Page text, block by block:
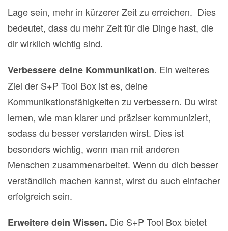
Lage sein, mehr in kürzerer Zeit zu erreichen. Dies
bedeutet, dass du mehr Zeit für die Dinge hast, die
dir wirklich wichtig sind.
Verbessere deine Kommunikation. Ein weiteres
Ziel der S+P Tool Box ist es, deine
Kommunikationsfähigkeiten zu verbessern. Du wirst
lernen, wie man klarer und präziser kommuniziert,
sodass du besser verstanden wirst. Dies ist
besonders wichtig, wenn man mit anderen
Menschen zusammenarbeitet. Wenn du dich besser
verständlich machen kannst, wirst du auch einfacher
erfolgreich sein.
Erweitere dein Wissen. Die S+P Tool Box bietet